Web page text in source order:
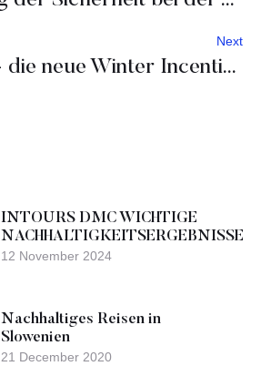
Next
Montenegro - die neue Winter Incentive Destination?
INTOURS DMC WICHTIGE
NACHHALTIGKEITSERGEBNISSE
12 November 2024
Nachhaltiges Reisen in
Slowenien
21 December 2020